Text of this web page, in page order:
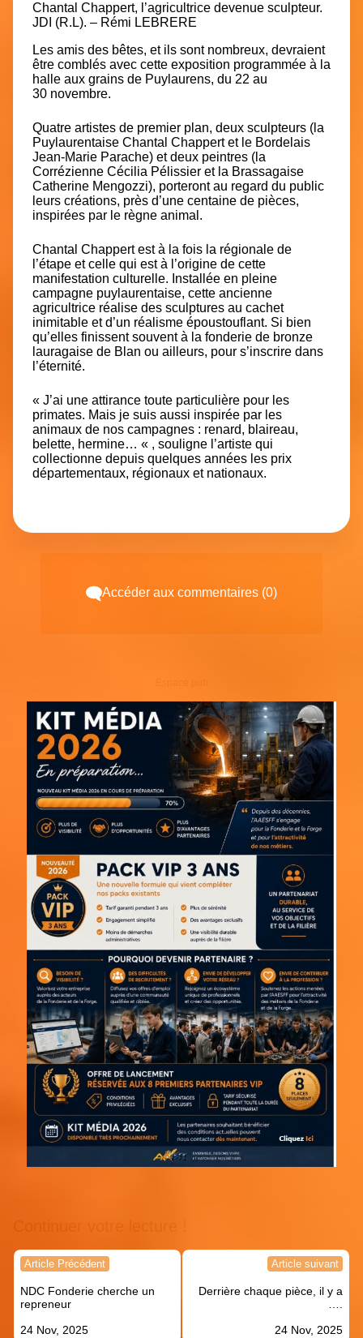
Chantal Chappert, l’agricultrice devenue sculpteur.
JDI (R.L). – Rémi LEBRERE
Les amis des bêtes, et ils sont nombreux, devraient
être comblés avec cette exposition programmée à la
halle aux grains de Puylaurens, du 22 au
30 novembre.
Quatre artistes de premier plan, deux sculpteurs (la
Puylaurentaise Chantal Chappertet le Bordelais
Jean-Marie Parache) et deux peintres (la
Corrézienne Cécilia Pélissier et la Brassagaise
Catherine Mengozzi), porteront au regard du public
leurs créations, près d’une centaine de pièces,
inspirées par le règne animal.
Chantal Chappert est à la fois la régionale de
l’étape et celle qui est à l’origine de cette
manifestation culturelle. Installée en pleine
campagne puylaurentaise, cette ancienne
agricultrice réalise des sculptures au cachet
inimitable et d’un réalisme époustouflant. Si bien
qu’elles finissent souvent à la fonderie de bronze
lauragaise de Blan ou ailleurs, pour s’inscrire dans
l’éternité.
« J’ai une attirance toute particulière pour les
primates. Mais je suis aussi inspirée par les
animaux de nos campagnes : renard, blaireau,
belette, hermine… « , souligne l’artiste qui
collectionne depuis quelques années les prix
départementaux, régionaux et nationaux.
Accéder aux commentaires (0)
Navigation
l’article
Article Précédent
NDC Fonderie cherche un
repreneur
24 Nov, 2025
Article suivant
Derrière chaque pièce, il y a
24 Nov, 2025